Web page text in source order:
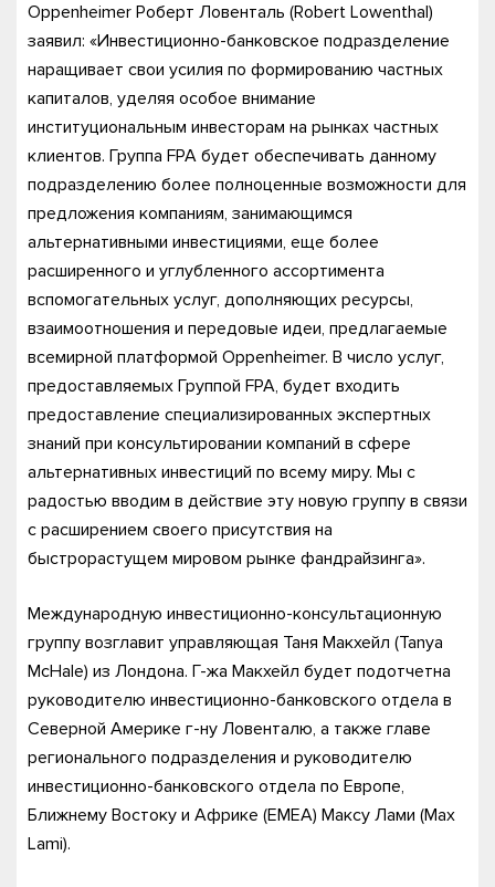
Oppenheimer Роберт Ловенталь (Robert Lowenthal)
заявил: «Инвестиционно-банковское подразделение
наращивает свои усилия по формированию частных
капиталов, уделяя особое внимание
институциональным инвесторам на рынках частных
клиентов. Группа FPA будет обеспечивать данному
подразделению более полноценные возможности для
предложения компаниям, занимающимся
альтернативными инвестициями, еще более
расширенного и углубленного ассортимента
вспомогательных услуг, дополняющих ресурсы,
взаимоотношения и передовые идеи, предлагаемые
всемирной платформой Oppenheimer. В число услуг,
предоставляемых Группой FPA, будет входить
предоставление специализированных экспертных
знаний при консультировании компаний в сфере
альтернативных инвестиций по всему миру. Мы с
радостью вводим в действие эту новую группу в связи
с расширением своего присутствия на
быстрорастущем мировом рынке фандрайзинга».
Международную инвестиционно-консультационную
группу возглавит управляющая Таня Макхейл (Tanya
McHale) из Лондона. Г-жа Макхейл будет подотчетна
руководителю инвестиционно-банковского отдела в
Северной Америке г-ну Ловенталю, а также главе
регионального подразделения и руководителю
инвестиционно-банковского отдела по Европе,
Ближнему Востоку и Африке (EMEA) Максу Лами (Max
Lami).